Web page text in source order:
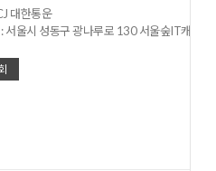
대한통운
서울시 성동구 광나루로 130 서울숲IT캐슬